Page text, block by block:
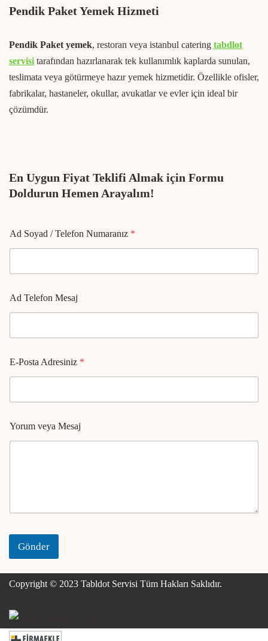
Pendik Paket Yemek Hizmeti
Pendik Paket yemek, restoran veya istanbul catering tabdlot
servisi tarafından hazırlanarak tek kullanımlık kaplarda sunulan,
teslimata veya götürmeye hazır yemek hizmetidir. Özellikle ofisler,
fabrikalar, hastaneler, okullar, avukatlar ve evler için ideal bir
çözümdür.
En Uygun Fiyat Teklifi Almak için Formu
Doldurun Hemen Arayalım!
Ad Soyad / Telefon Numaranız *
Ad Telefon Mesaj
E-Posta Adresiniz *
Yorum veya Mesaj
Gönder
Copyright © 2023 Tabldot Servisi Tüm Hakları Saklıdır.